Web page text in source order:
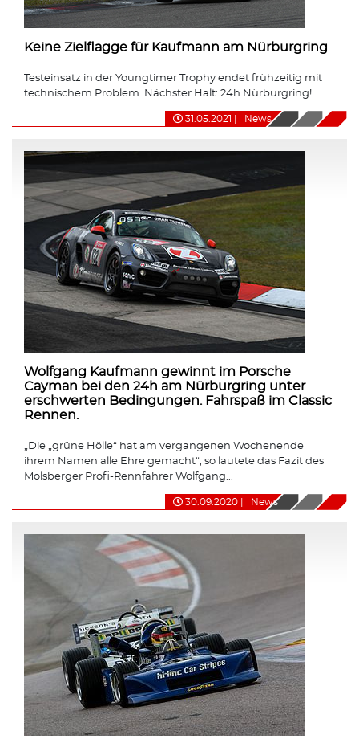
Keine Zielflagge für Kaufmann am Nürburgring
Testeinsatz in der Youngtimer Trophy endet frühzeitig mit
technischem Problem. Nächster Halt: 24h Nürburgring!
31.05.2021 News
Wolfgang Kaufmann gewinnt im Porsche
Cayman bei den 24h am Nürburgring unter
erschwerten Bedingungen. Fahrspaß im Classic
Rennen.
„Die „grüne Hölle“ hat am vergangenen Wochenende
ihrem Namen alle Ehre gemacht“, so lautete das Fazit des
Molsberger Profi-Rennfahrer Wolfgang...
30.09.2020 News